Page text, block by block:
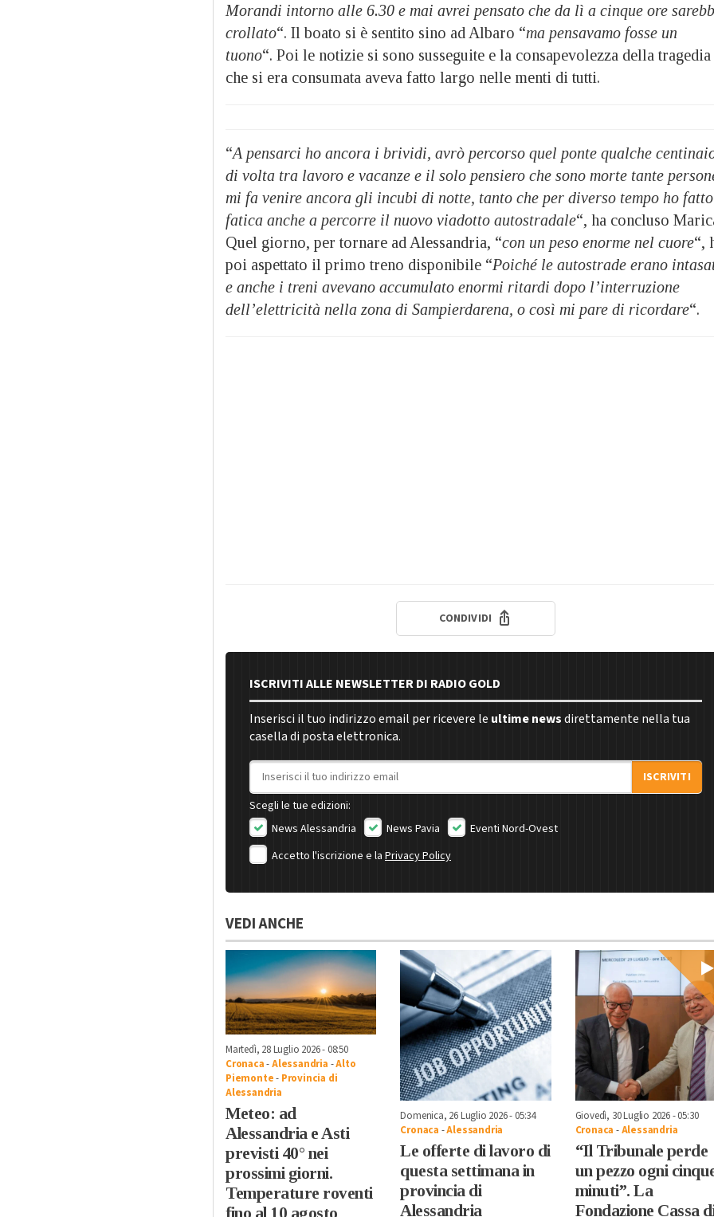
Morandi intorno alle 6.30 e mai avrei pensato che da lì a cinque ore
crollato“. Il boato si è sentito sino ad Albaro “ma pensavamo fosse un
tuono“. Poi le notizie si sono susseguite e la consapevolezza della tragedia
che si era consumata aveva fatto largo nelle menti di tutti.
“A pensarci ho ancora i brividi, avrò percorso quel ponte qualche
di volta tra lavoro e vacanze e il solo pensiero che sono morte tante
mi fa venire ancora gli incubi di notte, tanto che per diverso tempo ho fatto
fatica anche a percorre il nuovo viadotto autostradale“, ha concluso
Quel giorno, per tornare ad Alessandria, “con un peso enorme nel cuore“,
poi aspettato il primo treno disponibile “Poiché le autostrade erano
e anche i treni avevano accumulato enormi ritardi dopo l’interruzione
dell’elettricità nella zona di Sampierdarena, o così mi pare di ricordare“.
CONDIVIDI
ISCRIVITI ALLE NEWSLETTER DI RADIO GOLD
Inserisci il tuo indirizzo email per ricevere le ultime newsdirettamente nella tua
casella di posta elettronica.
Indirizzo email
ISCRIVITI
Scegli le tue edizioni:
News Alessandria
News Pavia
Eventi Nord-Ovest
Accetto l'iscrizione e la Privacy Policy
VEDI ANCHE
Martedì, 28 Luglio 2026 - 08:50
Cronaca-Alessandria -Alto
Piemonte- Provincia di
Alessandria
Meteo: ad
Alessandria e Asti
previsti 40° nei
prossimi giorni.
Temperature roventi
fino al 10 agosto
Domenica, 26 Luglio 2026 - 05:34
Cronaca -Alessandria
Le offerte di lavoro di
questa settimana in
provincia di
Alessandria
Giovedì, 30 Luglio 2026 - 05:30
Cronaca -Alessandria
“Il Tribunale perde
un pezzo ogni
minuti”. La
Fondazione Cassa